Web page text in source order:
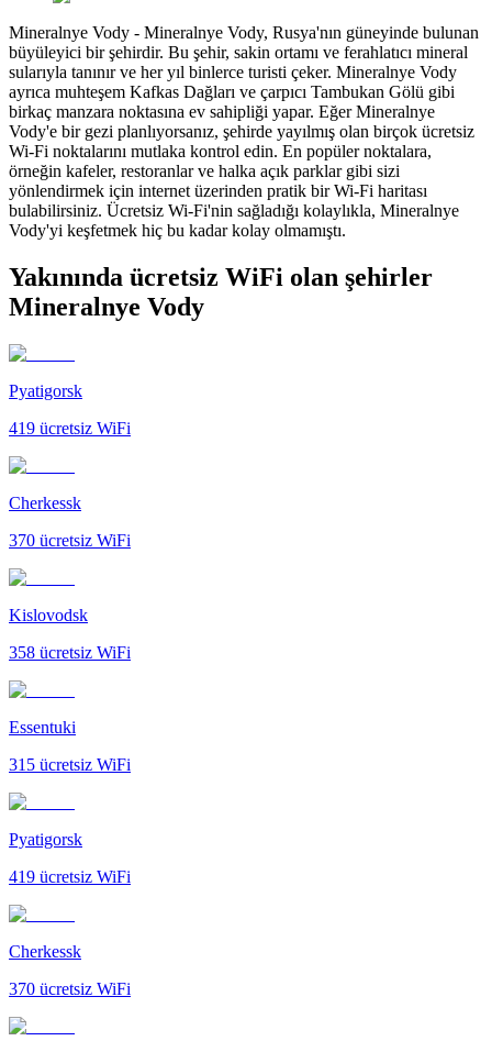
Mineralnye Vody - Mineralnye Vody, Rusya'nın güneyinde bulunan
büyüleyici bir şehirdir. Bu şehir, sakin ortamı ve ferahlatıcı mineral
sularıyla tanınır ve her yıl binlerce turisti çeker. Mineralnye Vody
ayrıca muhteşem Kafkas Dağları ve çarpıcı Tambukan Gölü gibi
birkaç manzara noktasına ev sahipliği yapar. Eğer Mineralnye
Vody'e bir gezi planlıyorsanız, şehirde yayılmış olan birçok ücretsiz
Wi-Fi noktalarını mutlaka kontrol edin. En popüler noktalara,
örneğin kafeler, restoranlar ve halka açık parklar gibi sizi
yönlendirmek için internet üzerinden pratik bir Wi-Fi haritası
bulabilirsiniz. Ücretsiz Wi-Fi'nin sağladığı kolaylıkla, Mineralnye
Vody'yi keşfetmek hiç bu kadar kolay olmamıştı.
Yakınında ücretsiz WiFi olan şehirler
Mineralnye Vody
Pyatigorsk
419 ücretsiz WiFi
Cherkessk
370 ücretsiz WiFi
Kislovodsk
358 ücretsiz WiFi
Essentuki
315 ücretsiz WiFi
Pyatigorsk
419 ücretsiz WiFi
Cherkessk
370 ücretsiz WiFi